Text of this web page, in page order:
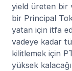
yield üreten bir
bir Principal
yatan için itfa
vadeye kadar
kilitlemek için
yüksek